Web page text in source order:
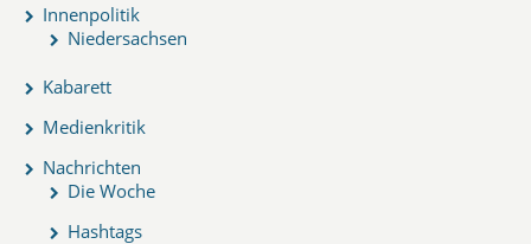
Innenpolitik
Niedersachsen
Kabarett
Medienkritik
Nachrichten
Die Woche
Hashtags